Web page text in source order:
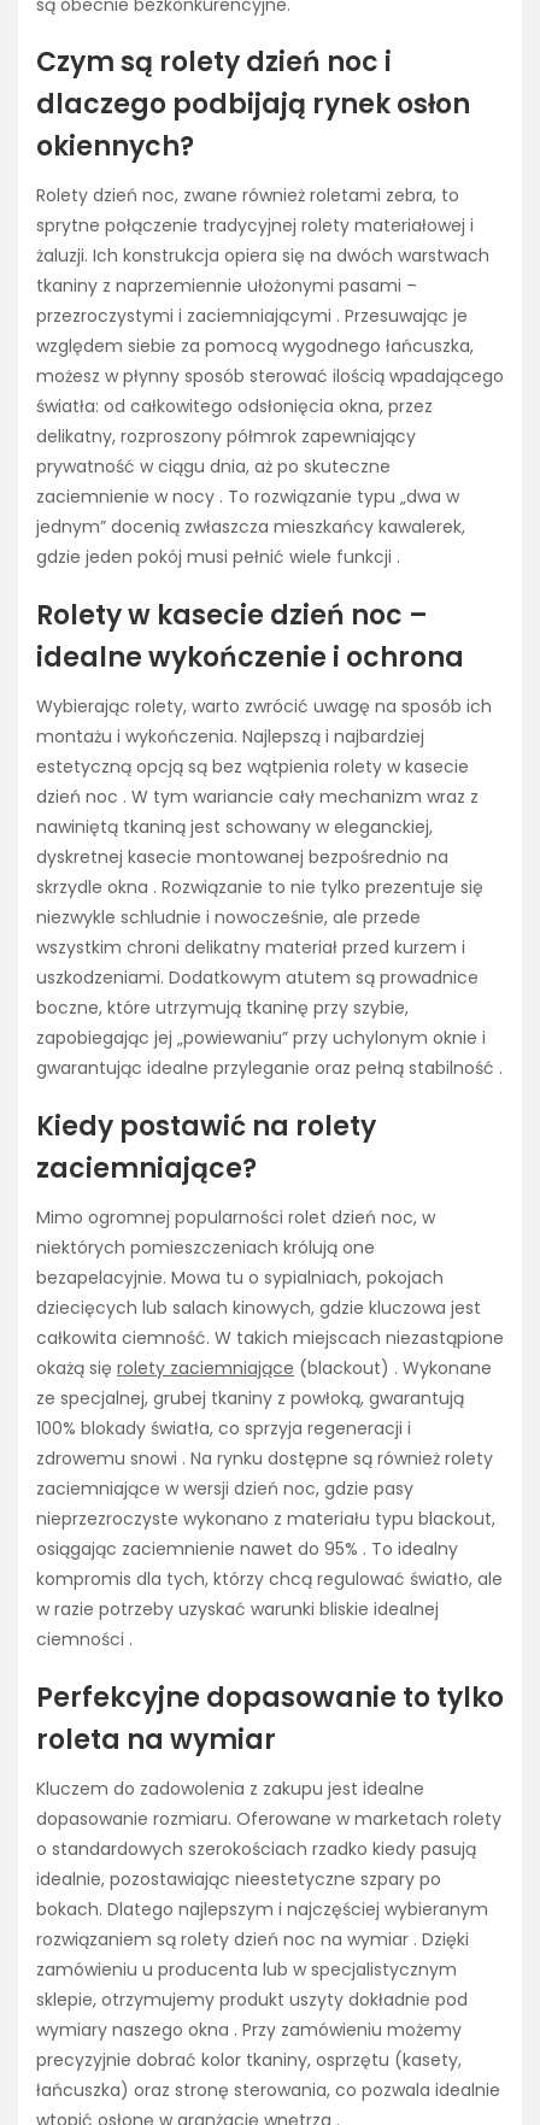
Czym są rolety dzień noc i
dlaczego podbijają rynek osłon
okiennych?
Rolety dzień noc, zwane również roletami zebra, to
sprytne połączenie tradycyjnej rolety materiałowej i
żaluzji. Ich konstrukcja opiera się na dwóch warstwach
tkaniny z naprzemiennie ułożonymi pasami –
przezroczystymi i zaciemniającymi . Przesuwając je
względem siebie za pomocą wygodnego łańcuszka,
możesz w płynny sposób sterować ilością wpadającego
światła: od całkowitego odsłonięcia okna, przez
delikatny, rozproszony półmrok zapewniający
prywatność w ciągu dnia, aż po skuteczne
zaciemnienie w nocy . To rozwiązanie typu „dwa w
jednym” docenią zwłaszcza mieszkańcy kawalerek,
gdzie jeden pokój musi pełnić wiele funkcji .
Rolety w kasecie dzień noc –
idealne wykończenie i ochrona
Wybierając rolety, warto zwrócić uwagę na sposób ich
montażu i wykończenia. Najlepszą i najbardziej
estetyczną opcją są bez wątpienia rolety w kasecie
dzień noc . W tym wariancie cały mechanizm wraz z
nawiniętą tkaniną jest schowany w eleganckiej,
dyskretnej kasecie montowanej bezpośrednio na
skrzydle okna . Rozwiązanie to nie tylko prezentuje się
niezwykle schludnie i nowocześnie, ale przede
wszystkim chroni delikatny materiał przed kurzem i
uszkodzeniami. Dodatkowym atutem są prowadnice
boczne, które utrzymują tkaninę przy szybie,
zapobiegając jej „powiewaniu” przy uchylonym oknie i
gwarantując idealne przyleganie oraz pełną stabilność .
Kiedy postawić na rolety
zaciemniające?
Mimo ogromnej popularności rolet dzień noc, w
niektórych pomieszczeniach królują one
bezapelacyjnie. Mowa tu o sypialniach, pokojach
dziecięcych lub salach kinowych, gdzie kluczowa jest
całkowita ciemność. W takich miejscach niezastąpione
okażą się rolety zaciemniające (blackout) . Wykonane
ze specjalnej, grubej tkaniny z powłoką, gwarantują
100% blokady światła, co sprzyja regeneracji i
zdrowemu snowi . Na rynku dostępne są również rolety
zaciemniające w wersji dzień noc, gdzie pasy
nieprzezroczyste wykonano z materiału typu blackout,
osiągając zaciemnienie nawet do 95% . To idealny
kompromis dla tych, którzy chcą regulować światło, ale
w razie potrzeby uzyskać warunki bliskie idealnej
ciemności .
Perfekcyjne dopasowanie to tylko
roleta na wymiar
Kluczem do zadowolenia z zakupu jest idealne
dopasowanie rozmiaru. Oferowane w marketach rolety
o standardowych szerokościach rzadko kiedy pasują
idealnie, pozostawiając nieestetyczne szpary po
bokach. Dlatego najlepszym i najczęściej wybieranym
rozwiązaniem są rolety dzień noc na wymiar . Dzięki
zamówieniu u producenta lub w specjalistycznym
sklepie, otrzymujemy produkt uszyty dokładnie pod
wymiary naszego okna . Przy zamówieniu możemy
precyzyjnie dobrać kolor tkaniny, osprzętu (kasety,
łańcuszka) oraz stronę sterowania, co pozwala idealnie
wtopić osłonę w aranżację wnętrza .